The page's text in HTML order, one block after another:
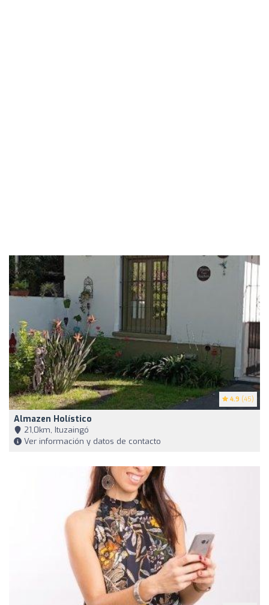
4.9 (45)
Almazen Holístico
21,0km, Ituzaingó
Ver información y datos de contacto